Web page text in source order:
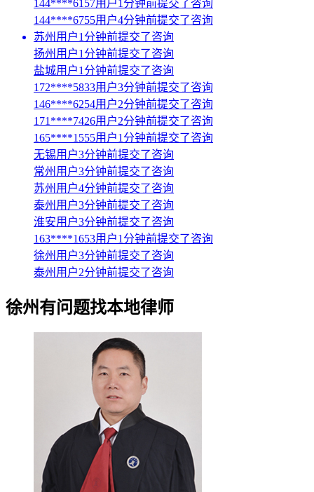
144****6157用户1分钟前提交了咨询
144****6755用户4分钟前提交了咨询
苏州用户1分钟前提交了咨询
扬州用户1分钟前提交了咨询
盐城用户1分钟前提交了咨询
172****5833用户3分钟前提交了咨询
146****6254用户2分钟前提交了咨询
171****7426用户2分钟前提交了咨询
165****1555用户1分钟前提交了咨询
无锡用户3分钟前提交了咨询
常州用户3分钟前提交了咨询
苏州用户4分钟前提交了咨询
泰州用户3分钟前提交了咨询
淮安用户3分钟前提交了咨询
163****1653用户1分钟前提交了咨询
徐州用户3分钟前提交了咨询
泰州用户2分钟前提交了咨询
徐州有问题找本地律师